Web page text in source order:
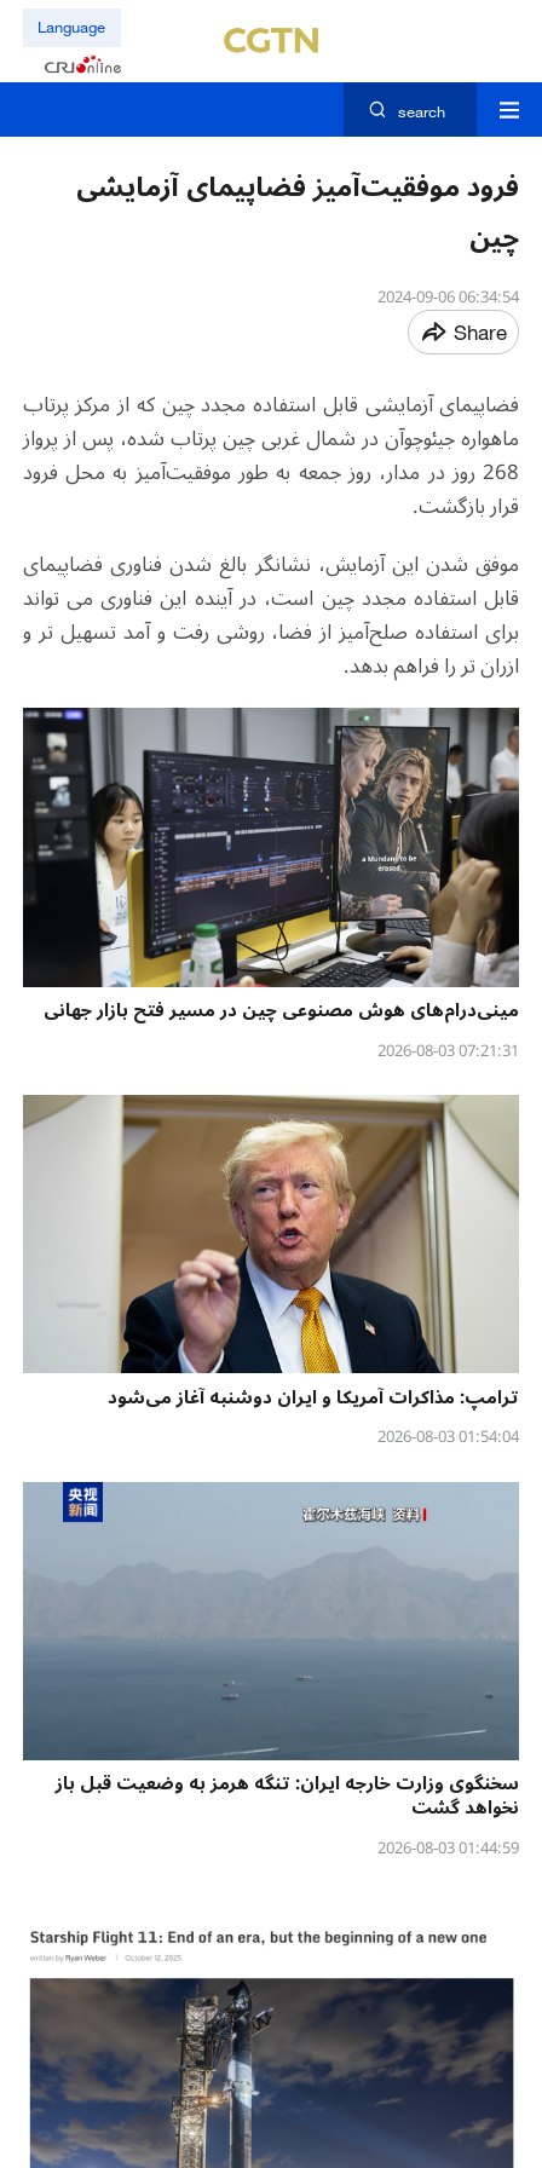
Language
search
فرود موفقیت‌آمیز فضاپیمای آزمایشی
چین
06:34:54 2024-09-06
Share
فضاپیمای آزمایشی قابل استفاده مجدد چین که از مرکز پرتاب
ماهواره جیئوچوآن در شمال غربی چین پرتاب شده، پس از پرواز
268 روز در مدار، روز جمعه به طور موفقیت‌آمیز به محل فرود
قرار بازگشت.
موفق شدن این آزمایش، نشانگر بالغ شدن فناوری فضاپیمای
قابل استفاده مجدد چین است، در آینده این فناوری می تواند
برای استفاده صلح‌آمیز از فضا، روشی رفت و آمد تسهیل تر و
ازران تر را فراهم بدهد.
مینی‌درام‌های هوش مصنوعی چین در مسیر فتح بازار جهانی
07:21:31 2026-08-03
ترامپ: مذاکرات آمریکا و ایران دوشنبه آغاز می‌شود
01:54:04 2026-08-03
سخنگوی وزارت خارجه ایران: تنگه هرمز به وضعیت قبل باز
نخواهد گشت
01:44:59 2026-08-03